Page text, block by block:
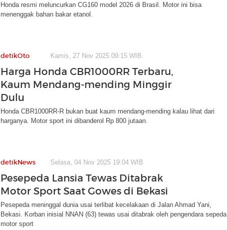
Honda resmi meluncurkan CG160 model 2026 di Brasil. Motor ini bisa
menenggak bahan bakar etanol.
detikOto Kamis, 27 Nov 2025 09:15 WIB
Harga Honda CBR1000RR Terbaru,
Kaum Mendang-mending Minggir
Dulu
Honda CBR1000RR-R bukan buat kaum mendang-mending kalau lihat dari
harganya. Motor sport ini dibanderol Rp 800 jutaan.
detikNews Selasa, 04 Nov 2025 19:04 WIB
Pesepeda Lansia Tewas Ditabrak
Motor Sport Saat Gowes di Bekasi
Pesepeda meninggal dunia usai terlibat kecelakaan di Jalan Ahmad Yani,
Bekasi. Korban inisial NNAN (63) tewas usai ditabrak oleh pengendara sepeda
motor sport